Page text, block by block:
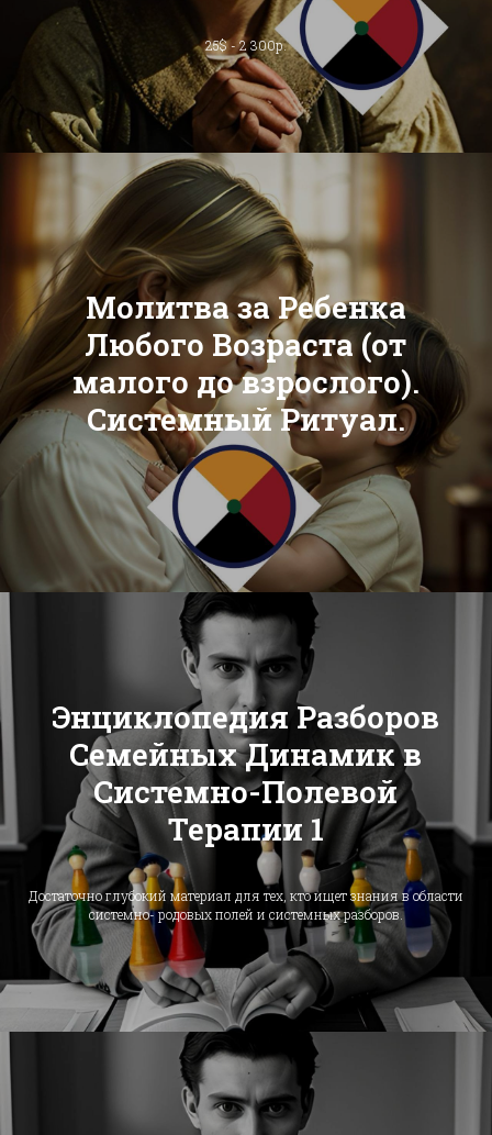
25$ - 2 300р.
Молитва за Ребенка
Любого Возраста (от
малого до взрослого).
Системный Ритуал.
Энциклопедия Разборов
Семейных Динамик в
Системно-Полевой
Терапии 1
Достаточно глубокий материал для тех, кто ищет знания в области
системно- родовых полей и системных разборов.